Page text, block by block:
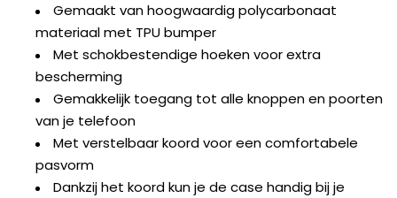
Gemaakt van hoogwaardig polycarbonaat
materiaal met TPU bumper
Met schokbestendige hoeken voor extra
bescherming
Gemakkelijk toegang tot alle knoppen en poorten
van je telefoon
Met verstelbaar koord voor een comfortabele
pasvorm
Dankzij het koord kun je de case handig bij je